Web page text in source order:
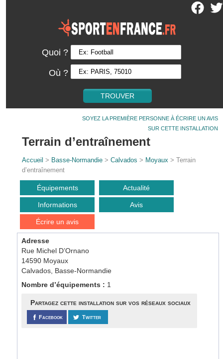
Quoi ?
Où ?
SOYEZ LA PREMIÈRE PERSONNE À ÉCRIRE UN AVIS
SUR CETTE INSTALLATION
Terrain d’entraînement
Accueil > Basse-Normandie >Calvados > Moyaux > Terrain
d’entraînement
Équipements Actualité
Informations Avis
Écrire un avis
Adresse
Rue Michel D’Ornano
14590 Moyaux
Calvados, Basse-Normandie
Nombre d’équipements : 1
Partagez cette installation sur vos réseaux sociaux
Facebook Twitter